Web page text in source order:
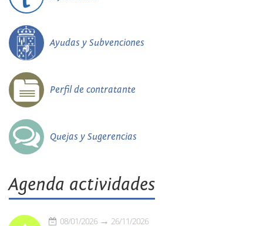
Ayudas y Subvenciones
Perfil de contratante
Quejas y Sugerencias
Agenda actividades
08/01/2026 26/11/2026